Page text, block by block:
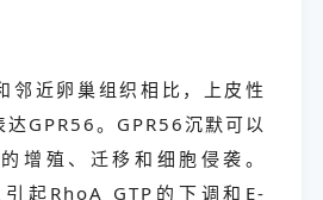
邻近卵巢组织相比，上皮性
达GPR56。GPR56沉默可以
增殖、迁移和细胞侵袭。
起RhoA GTP的下调和E-